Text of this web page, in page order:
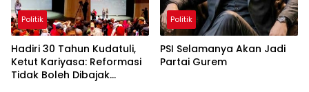
Politik
Hadiri 30 Tahun Kudatuli,
Ketut Kariyasa: Reformasi
Tidak Boleh Dibajak
Politik
PSI Selamanya Akan Jadi
Partai Gurem